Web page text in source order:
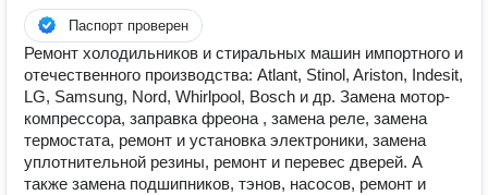
Паспорт проверен
Ремонт холодильников и стиральных машин импортного и
отечественного производства: Atlant, Stinol, Ariston, Indesit,
LG, Samsung, Nord, Whirlpool, Bosch и др. Замена мотор-
компрессора, заправка фреона , замена реле, замена
термостата, ремонт и установка электроники, замена
уплотнительной резины, ремонт и перевес дверей. А
также замена подшипников, тэнов, насосов, ремонт и